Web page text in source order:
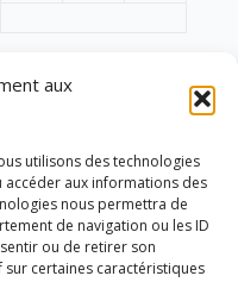
aux
utilisons des technologies
aux informations des
nous permettra de
de navigation ou les ID
ou de retirer son
certaines caractéristiques
»
une
défense pour les
de célébration du